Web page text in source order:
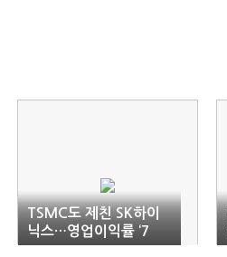
TSMC도 제친 SK하이
닉스…영업이익률 ‘7
2%’